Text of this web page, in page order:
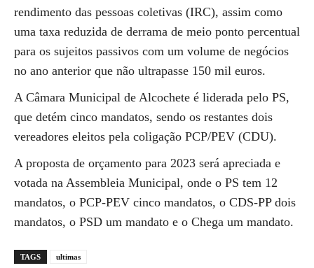
rendimento das pessoas coletivas (IRC), assim como
uma taxa reduzida de derrama de meio ponto percentual
para os sujeitos passivos com um volume de negócios
no ano anterior que não ultrapasse 150 mil euros.
A Câmara Municipal de Alcochete é liderada pelo PS,
que detém cinco mandatos, sendo os restantes dois
vereadores eleitos pela coligação PCP/PEV (CDU).
A proposta de orçamento para 2023 será apreciada e
votada na Assembleia Municipal, onde o PS tem 12
mandatos, o PCP-PEV cinco mandatos, o CDS-PP dois
mandatos, o PSD um mandato e o Chega um mandato.
TAGS ultimas